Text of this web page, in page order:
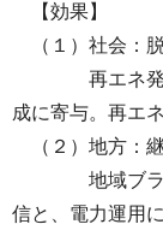
【効果】
（１）社会：
再エネ発電と
成に寄与。再エ
（２）地方：
地域ブランド
信と、電力運用